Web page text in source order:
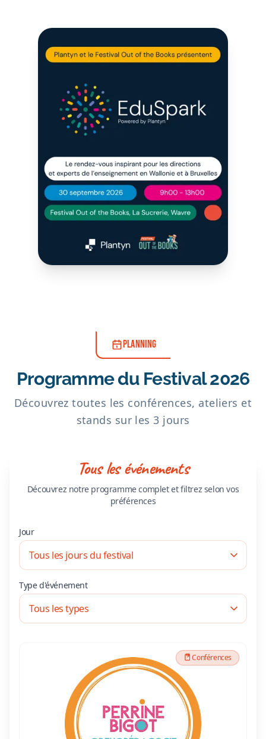
PLANNING
Programme du Festival 2026
Découvrez toutes les conférences, ateliers et
stands sur les 3 jours
Tous les événements
Découvrez notre programme complet et filtrez selon vos
préférences
Jour
Type d'événement
Conférences